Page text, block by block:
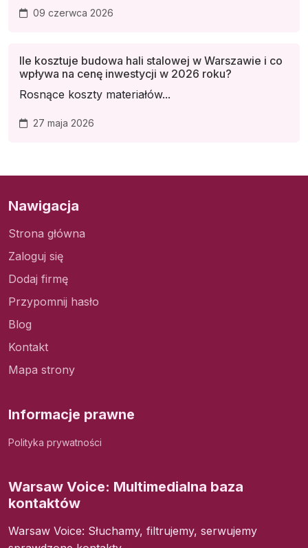
09 czerwca 2026
Ile kosztuje budowa hali stalowej w Warszawie i co
wpływa na cenę inwestycji w 2026 roku?
Rosnące koszty materiałów...
27 maja 2026
Nawigacja
Strona główna
Zaloguj się
Dodaj firmę
Przypomnij hasło
Blog
Kontakt
Mapa strony
Informacje prawne
Polityka prywatności
Warsaw Voice: Multimedialna baza
kontaktów
Warsaw Voice: Słuchamy, filtrujemy, serwujemy